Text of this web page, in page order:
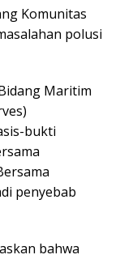
Komunitas
polusi
Maritim
bukti
penyebab
bahwa